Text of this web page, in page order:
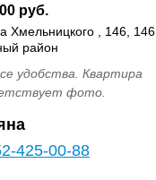
руб.
Хмельницкого , 146, 146
район
удобства. Квартира
фото.
425-00-88